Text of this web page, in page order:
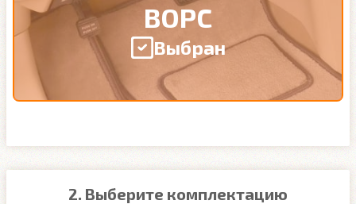
ВОРС
Выбран
2. Выберите комплектацию